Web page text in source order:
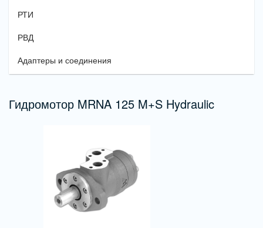
РТИ
РВД
Адаптеры и соединения
Гидромотор MRNA 125 M+S Hydraulic